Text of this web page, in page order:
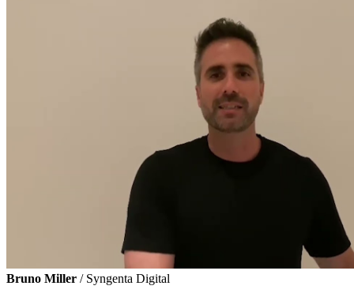
Bruno Miller / Syngenta Digital